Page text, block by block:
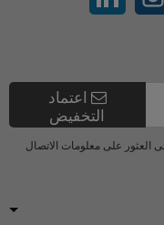
اعتماد
التخفيض
العثور على معلومات الاتصال